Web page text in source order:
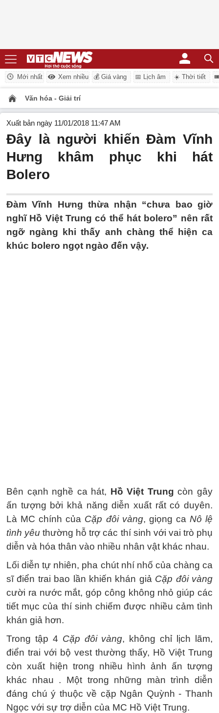
Mới nhất Xem nhiều 💰 Giá vàng 📅 Lịch âm ☀️ Thời tiết
Văn hóa - Giải trí
Xuất bản ngày 11/01/2018 11:47 AM
Đây là người khiến Đàm Vĩnh
Hưng khâm phục khi hát
Bolero
Đàm Vĩnh Hưng thừa nhận “chưa bao giờ
nghĩ Hồ Việt Trung có thể hát bolero” nên rất
ngỡ ngàng khi thấy anh chàng thể hiện ca
khúc bolero ngọt ngào đến vậy.
Bên cạnh nghề ca hát, Hồ Việt Trung còn gây
ấn tượng bởi khả năng diễn xuất rất có duyên.
Là MC chính của Cặp đôi vàng, giọng ca Nô lệ
tình yêu thường hỗ trợ các thí sinh với vai trò phụ
diễn và hóa thân vào nhiều nhân vật khác nhau.
Lối diễn tự nhiên, pha chút nhí nhố của chàng ca
sĩ điển trai bao lần khiến khán giả Cặp đôi vàng
cười ra nước mắt, góp công không nhỏ giúp các
tiết mục của thí sinh chiếm được nhiều cảm tình
khán giả hơn.
Trong tập 4 Cặp đôi vàng, không chỉ lịch lãm,
điển trai với bộ vest thường thấy, Hồ Việt Trung
còn xuất hiện trong nhiều hình ảnh ấn tượng
khác nhau . Một trong những màn trình diễn
đáng chú ý thuộc về cặp Ngân Quỳnh - Thanh
Ngọc với sự trợ diễn của MC Hồ Việt Trung.